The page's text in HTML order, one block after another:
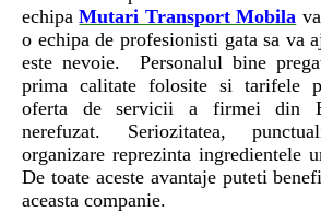
echipaMutari Transport Mobila
o echipa de profesionisti gata sa va
este nevoie. Personalul bine
prima calitate folosite si tarifele
oferta de servicii a firmei din
nerefuzat. Seriozitatea,
organizare reprezinta ingredientele
De toate aceste avantaje puteti
aceasta companie.